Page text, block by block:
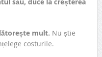
său, duce la creșterea
mult. Nu știe
costurile.